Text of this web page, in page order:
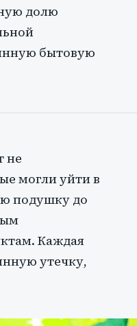
долю
бытовую
не
могли уйти в
подушку до
Каждая
утечку,